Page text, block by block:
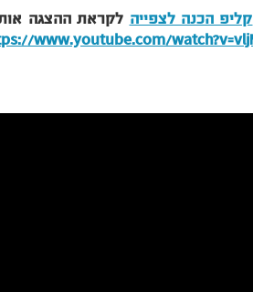
קליפ הכנה לצפייה לקראת ההצגה
www.youtube.com/